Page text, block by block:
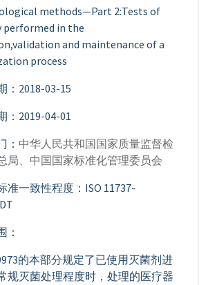
methods—Part 2:Tests of
in the
and maintenance of a
process
：2018-03-15
：2019-04-01
： 中华人民共和国国家质量监督检
局、中国国家标准化管理委员会
准一致性程度：ISO 11737-
：
的本部分规定了已使用灭菌剂进
规灭菌处理程度时，处理的医疗器